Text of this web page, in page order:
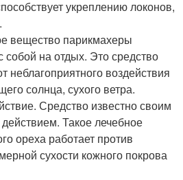
укреплению локонов,
вещество парикмахеры
собой на отдых. Это средство
неблагоприятного воздействия
солнца, сухого ветра.
Средство известно своим
Такое лечебное
ореха работает против
сухости кожного покрова